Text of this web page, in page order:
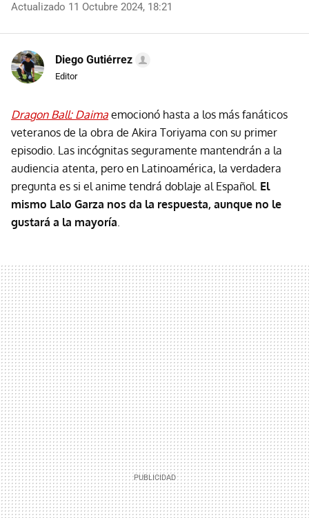
Actualizado 11 Octubre 2024, 18:21
Diego Gutiérrez
Editor
Dragon Ball: Daima emocionó hasta a los más fanáticos
veteranos de la obra de Akira Toriyama con su primer
episodio. Las incógnitas seguramente mantendrán a la
audiencia atenta, pero en Latinoamérica, la verdadera
pregunta es si el anime tendrá doblaje al Español. El
mismo Lalo Garza nos da la respuesta, aunque no le
gustará a la mayoría.